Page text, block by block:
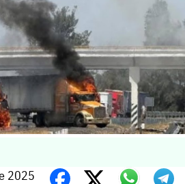
2025